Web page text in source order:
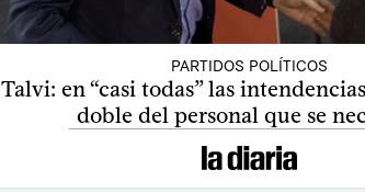
PARTIDOS POLÍTICOS
Talvi: en “casi todas” las
doble del personal que se